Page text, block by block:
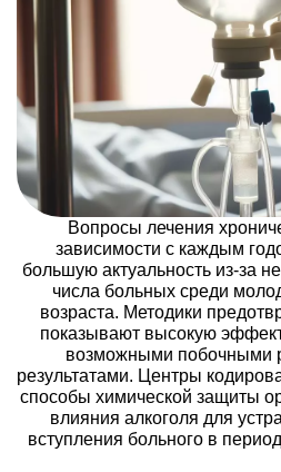
Вопросы лечения
зависимости с каждым
большую актуальность из-за
числа больных среди
возраста. Методики
показывают высокую
возможными побочными
результатами. Центры
способы химической защиты
влияния алкоголя для
вступления больного в